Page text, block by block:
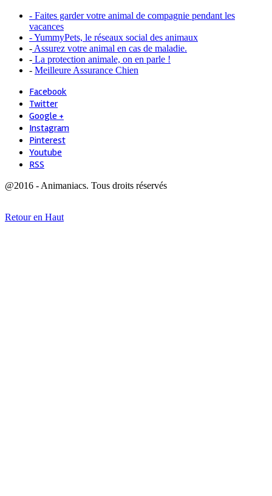
- Faites garder votre animal de compagnie pendant les
vacances
- YummyPets, le réseaux social des animaux
- Assurez votre animal en cas de maladie.
- La protection animale, on en parle !
- Meilleure Assurance Chien
Facebook
Twitter
Google +
Instagram
Pinterest
Youtube
RSS
@2016 - Animaniacs. Tous droits réservés
Retour en Haut